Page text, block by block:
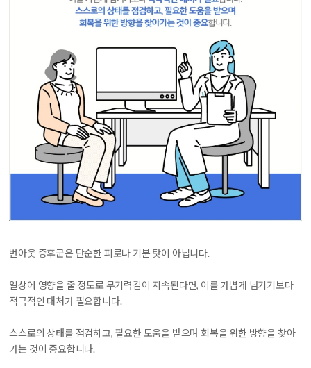
번아웃 증후군은 단순한 피로나 기분 탓이 아닙니다.
일상에 영향을 줄 정도로 무기력감이 지속된다면, 이를 가볍게 넘기기보다
적극적인 대처가 필요합니다.
스스로의 상태를 점검하고, 필요한 도움을 받으며 회복을 위한 방향을 찾아
가는 것이 중요합니다.